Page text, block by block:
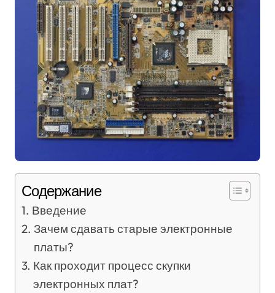
Содержание
Введение
Зачем сдавать старые электронные
платы?
Как проходит процесс скупки
электронных плат?